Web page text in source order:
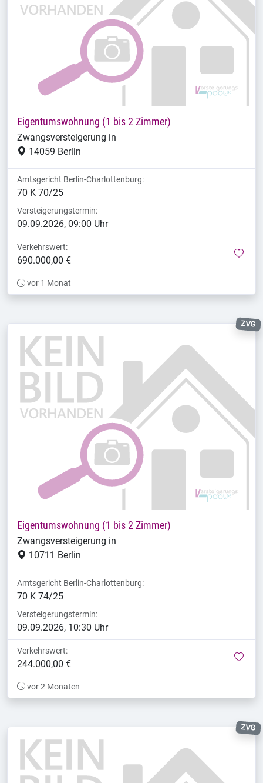
Eigentumswohnung (1 bis 2 Zimmer)
Zwangsversteigerung in
14059 Berlin
Amtsgericht Berlin-Charlottenburg:
70 K 70/25
Versteigerungstermin:
09.09.2026, 09:00 Uhr
Verkehrswert:
690.000,00 €
vor 1 Monat
ZVG
Eigentumswohnung (1 bis 2 Zimmer)
Zwangsversteigerung in
10711 Berlin
Amtsgericht Berlin-Charlottenburg:
70 K 74/25
Versteigerungstermin:
09.09.2026, 10:30 Uhr
Verkehrswert:
244.000,00 €
vor 2 Monaten
ZVG